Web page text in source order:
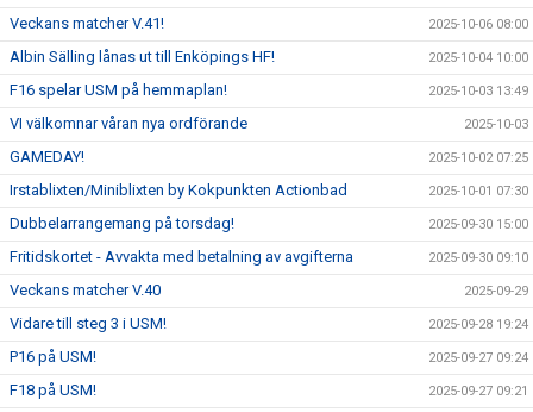
Veckans matcher V.41! 2025-10-06 08:00
Albin Sälling lånas ut till Enköpings HF! 2025-10-04 10:00
F16 spelar USM på hemmaplan! 2025-10-03 13:49
VI välkomnar våran nya ordförande 2025-10-03
GAMEDAY! 2025-10-02 07:25
Irstablixten/Miniblixten by Kokpunkten Actionbad 2025-10-01 07:30
Dubbelarrangemang på torsdag! 2025-09-30 15:00
Fritidskortet - Avvakta med betalning av avgifterna 2025-09-30 09:10
Veckans matcher V.40 2025-09-29
Vidare till steg 3 i USM! 2025-09-28 19:24
P16 på USM! 2025-09-27 09:24
F18 på USM! 2025-09-27 09:21